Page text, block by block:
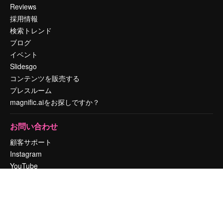
Reviews
採用情報
検索トレンド
ブログ
イベント
Slidesgo
コンテンツを販売する
プレスルーム
magnific.aiをお探しですか？
お問い合わせ
顧客サポート
Instagram
YouTube